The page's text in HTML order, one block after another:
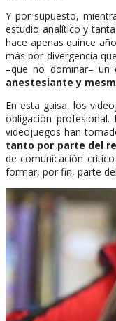
Y por supuesto,
estudio analítico y
hace apenas quince
más por divergencia
–que no dominar– un
anestesiante y
En esta guisa, los
obligación
videojuegos han
tanto por parte del
de comunicación
formar, por fin, parte